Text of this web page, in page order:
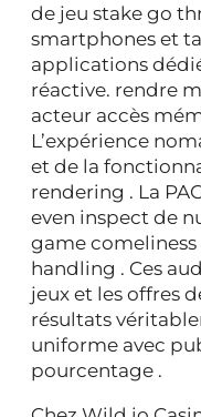
de jeu stake go
smartphones et
applications
réactive. rendre
acteur accès
L’expérience
et de la
rendering . La
even inspect de
game
handling . Ces
jeux et les offres
résultats
uniforme avec
pourcentage .